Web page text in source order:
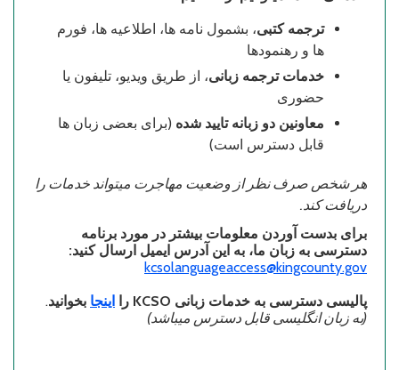
ترجمه کتبی، بشمول نامه ها، اطلاعیه ها، فورم
ها و رهنمودها
خدمات ترجمه زبانی، از طریق ویدیو، تلیفون یا
حضوری
معاونین دو زبانه تایید شده (برای بعضی زبان ها
قابل دسترس است)
هر شخص صرف نظر از وضعیت مهاجرت میتواند خدمات را
دریافت کند.
برای بدست آوردن معلومات بیشتر در مورد برنامه
دسترسی به زبان ما، به این آدرس ایمیل ارسال کنید:
kcsolanguageaccess@kingcounty.gov
پالیسی دسترسی به خدمات زبانی KCSO را اینجا بخوانید.
(به زبان انگلیسی قابل دسترس میباشد)